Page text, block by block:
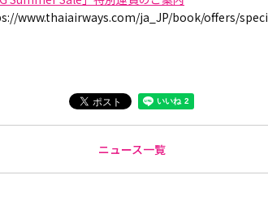
www.thaiairways.com/ja_JP/book/offers/
ニュース一覧